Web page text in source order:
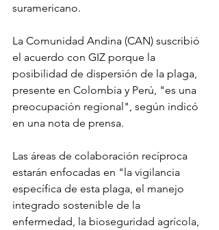
suramericano.
La Comunidad Andina (CAN) suscribió
el acuerdo con GIZ porque la
posibilidad de dispersión de la plaga,
presente en Colombia y Perú, "es una
preocupación regional", según indicó
en una nota de prensa.
Las áreas de colaboración recíproca
estarán enfocadas en "la vigilancia
específica de esta plaga, el manejo
integrado sostenible de la
enfermedad, la bioseguridad agrícola,